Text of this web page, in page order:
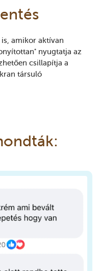
amikor aktívan
* nyugtatja az
csillapítja a
társuló